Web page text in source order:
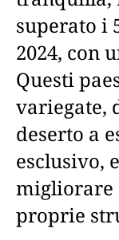
superato i
2024, con
Questi
variegate,
deserto a
esclusivo,
migliorare
proprie